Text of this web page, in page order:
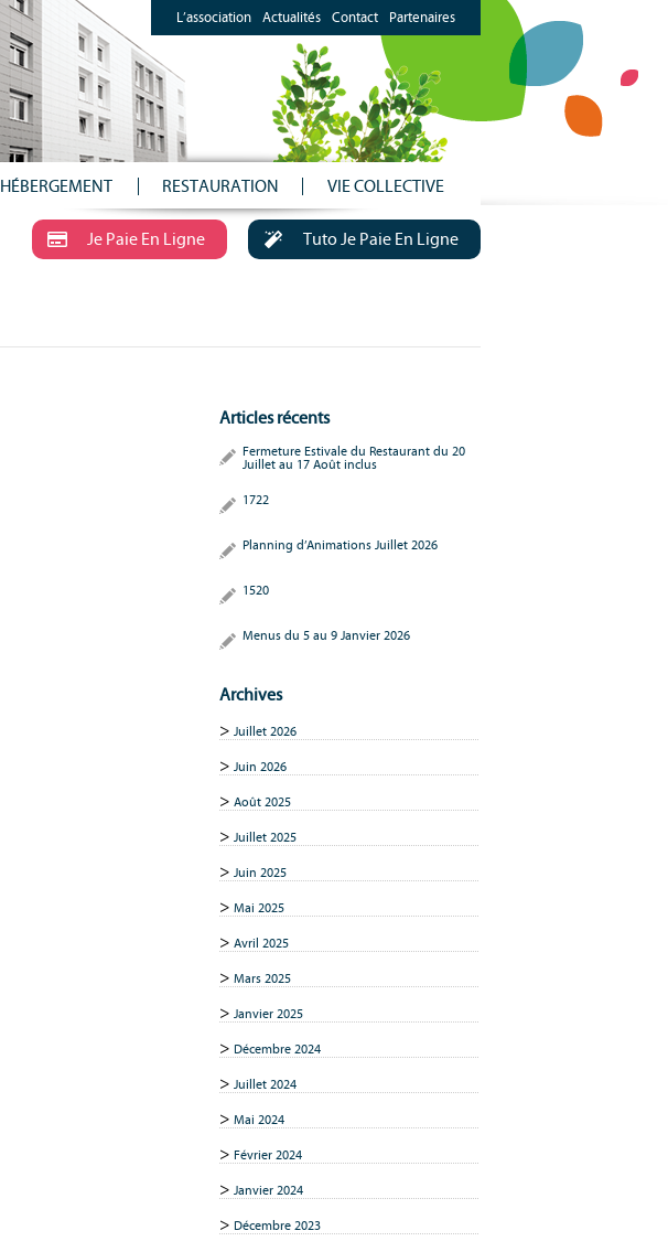
HÉBERGEMENT RESTAURATION VIE COLLECTIVE
L’association Actualités Contact Partenaires
Je Paie En Ligne Tuto Je Paie En Ligne
Articles récents
Fermeture Estivale du Restaurant du 20
Juillet au 17 Août inclus
1722
Planning d’Animations Juillet 2026
1520
Menus du 5 au 9 Janvier 2026
Archives
Juillet 2026
Juin 2026
Août 2025
Juillet 2025
Juin 2025
Mai 2025
Avril 2025
Mars 2025
Janvier 2025
Décembre 2024
Juillet 2024
Mai 2024
Février 2024
Janvier 2024
Décembre 2023